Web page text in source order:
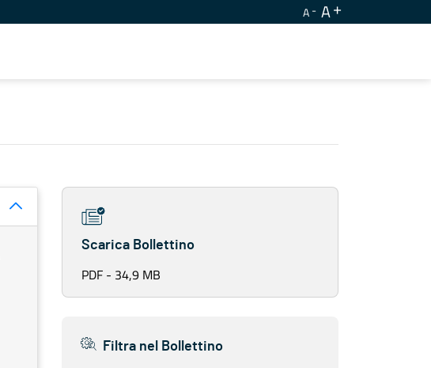
A A
Scarica Bollettino
PDF - 34,9 MB
Filtra nel Bollettino